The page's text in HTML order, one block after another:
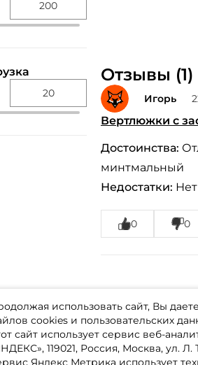
Отзывы (1)
Игорь
Вертлюжки с
Достоинства:
минтмальный
Недостатки: Нет
0 0
использовать сайт, Вы
cookies и пользовательских
сайт использует сервис веб-
119021, Россия, Москва, ул.
Яндекс Метрика использует